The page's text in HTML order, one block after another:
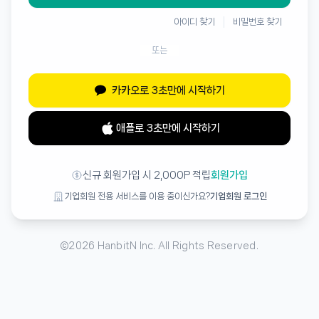
아이디 찾기 비밀번호 찾기
또는
카카오로 3초만에 시작하기
애플로 3초만에 시작하기
신규 회원가입 시 2,000P 적립회원가입
기업회원 전용 서비스를 이용 중이신가요?기업회원 로그인
©2026 HanbitN Inc. All Rights Reserved.